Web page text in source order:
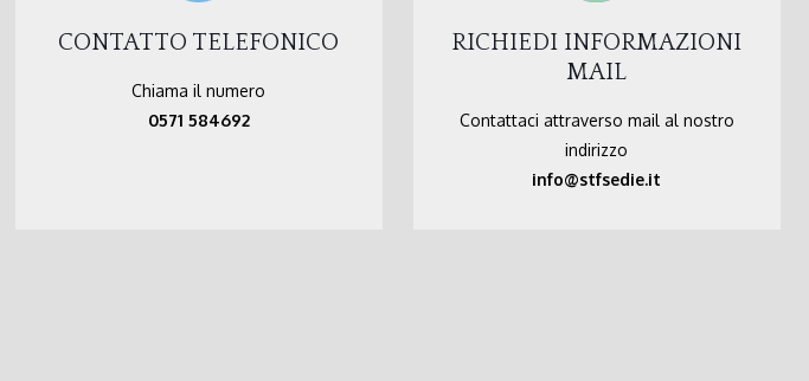
CONTATTO TELEFONICO
Chiama il numero
0571 584692
RICHIEDI INFORMAZIONI
MAIL
Contattaci attraverso mail al nostro
indirizzo
info@stfsedie.it